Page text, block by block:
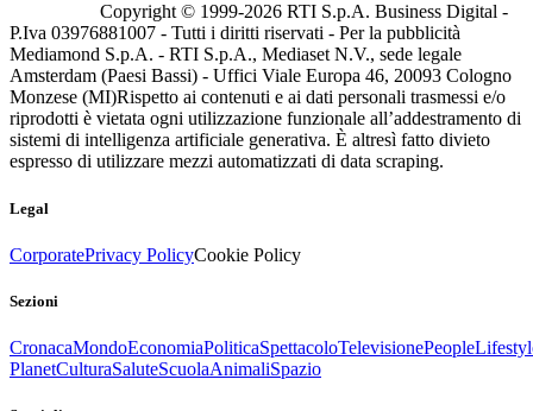
Copyright © 1999-2026 RTI S.p.A. Business Digital -
P.Iva 03976881007 - Tutti i diritti riservati - Per la pubblicità
Mediamond S.p.A. - RTI S.p.A., Mediaset N.V., sede legale
Amsterdam (Paesi Bassi) - Uffici Viale Europa 46, 20093 Cologno
Monzese (MI)Rispetto ai contenuti e ai dati personali trasmessi e/o
riprodotti è vietata ogni utilizzazione funzionale all’addestramento di
sistemi di intelligenza artificiale generativa. È altresì fatto divieto
espresso di utilizzare mezzi automatizzati di data scraping.
Legal
CorporatePrivacy PolicyCookie Policy
Sezioni
CronacaMondoEconomiaPoliticaSpettacoloTelevisionePeople
PlanetCulturaSaluteScuolaAnimaliSpazio